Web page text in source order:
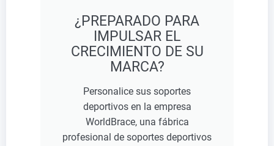
¿PREPARADO PARA
IMPULSAR EL
CRECIMIENTO DE SU
MARCA?
Personalice sus soportes
deportivos en la empresa
WorldBrace, una fábrica
profesional de soportes deportivos